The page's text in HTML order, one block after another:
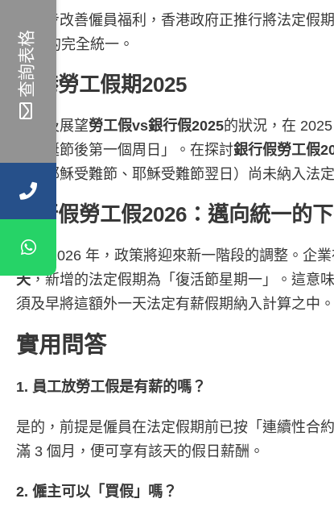
為逐步改善僱員福利，香港政府正推行將法定
17日
的完全統一。
香港勞工假期2025
回顧及展望勞工假vs銀行假2025的狀況，在
「聖誕節後第一個周日」。在探討銀行假勞工假
一、耶穌受難節、耶穌受難節翌日）尚未納入法
銀行假勞工假2026：邁向統一的
踏入 2026 年，政策將迎來新一階段的調整。企業
天，新增的法定假期為「復活節星期一」。這意
須及早將這額外一天法定有薪假期納入計算之中。
實用問答
1. 員工放勞工假是有薪的嗎？
是的，前提是僱員在法定假期前已按「連續性合
滿 3 個月，便可享有該天的假日薪酬。
2. 僱主可以「買假」嗎？
查詢表格